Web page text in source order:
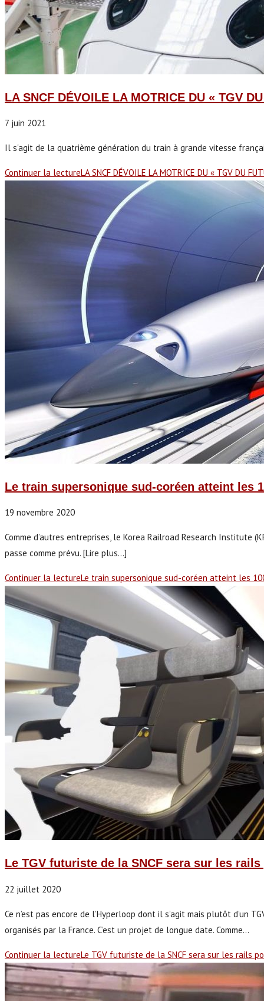
LA SNCF DÉVOILE LA MOTRICE DU « TGV
7 juin 2021
Il s'agit de la quatrième génération du train à grande vitesse
Continuer la lectureLA SNCF DÉVOILE LA MOTRICE DU « TGV DU
Le train supersonique sud-coréen atteint les
19 novembre 2020
Comme d’autres entreprises, le Korea Railroad Research
passe comme prévu. [Lire plus...]
Continuer la lectureLe train supersonique sud-coréen atteint les
Le TGV futuriste de la SNCF sera sur les
22 juillet 2020
Ce n’est pas encore de l’Hyperloop dont il s’agit mais plutôt d’un
organisés par la France. C’est un projet de longue date. Comme…
Continuer la lectureLe TGV futuriste de la SNCF sera sur les rails